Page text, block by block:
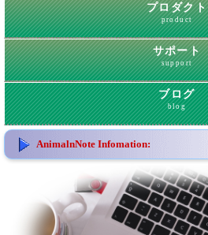
プロダクト
product
サポート
support
ブログ
blog
AnimalnNote Infomation: